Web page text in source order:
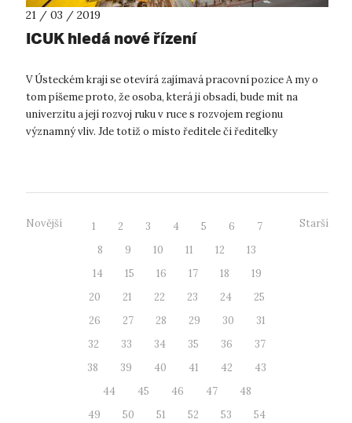
21 / 03 / 2019
ICUK hledá nové řízení
V Ústeckém kraji se otevírá zajímavá pracovní pozice A my o
tom píšeme proto, že osoba, která ji obsadí, bude mít na
univerzitu a její rozvoj ruku v ruce s rozvojem regionu
významný vliv. Jde totiž o místo ředitele či ředitelky
Novější 1 2 3 4 5 6
7
8
9 10 11 12
13
14
15 16 17 18
19
20
21 22 23 24
25
26
27 28 29 30
31
32
33 34 35 36
37
38
39 40 41 42
43
44
45 46 47
48
49
50 51 52 53
54
Starší